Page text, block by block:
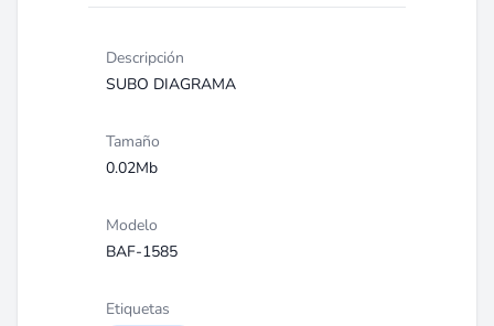
Descripción
SUBO DIAGRAMA
Tamaño
0.02Mb
Modelo
BAF-1585
Etiquetas